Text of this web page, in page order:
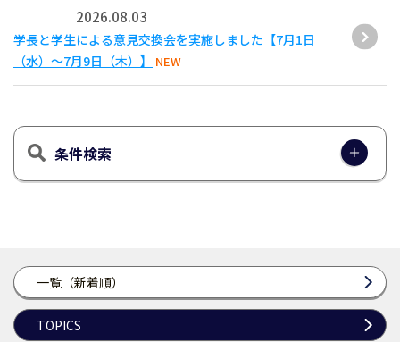
一覧（新着順）
TOPICS
2026.08.03
学長と学生による意見交換会を実施しました【7月1日
（水）～7月9日（木）】
NEW
条件検索